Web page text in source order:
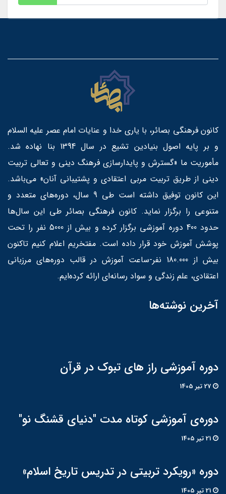
کانون فرهنگی بصائر، با یاری خدا و عنایات امام عصر علیه السلام
و بر پایه اصول بنیادین تشیع در سال 1394 بنا نهاده شد.
مأموریت ما «گسترش و پایدارسازی فرهنگ دینی و تعالی تربیت
دینی از طریق تربیت مربی اعتقادی و پشتیبانی آنان» می‌باشد.
این کانون توفیق داشته است طی 9 سال، دوره‌های متعدد و
متنوعی را برگزار نماید. کانون فرهنگی بصائر طی این سال‌ها
حدود 400 دوره آموزشی برگزار کرده و بیش از 5000 نفر را تحت
پوشش آموزش خود قرار داده است. مفتخریم اعلام کنیم تاکنون
بیش از 180.000 نفر-ساعت آموزش در قالب دوره‌های مرزبانی
اعتقادی، علم زندگی و سواد رسانه‌ای ارائه کرده‌ایم.
آخرین نوشته‌ها
دوره آموزشی راز های تبوک در قرآن
دوره‌ی آموزشی کوتاه مدت "دنیای قشنگ نو"
دوره «رویکرد تربیتی در تدریس تاریخ اسلام»